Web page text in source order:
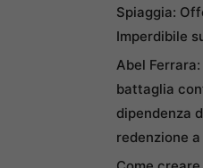
Spiaggia:
Imperdibile
Abel
battaglia
dipendenza
redenzione